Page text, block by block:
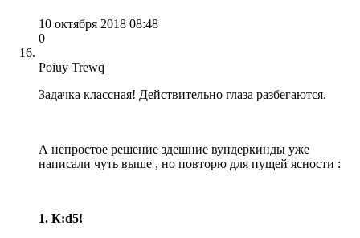
10 октября 2018 08:48
0
Poiuy Trewq
Задачка классная! Действительно глаза разбегаются.
А непростое решение здешние вундеркинды уже
написали чуть выше , но повторю для пущей ясности :
1. К:d5!